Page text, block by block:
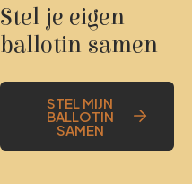
Stel je eigen
ballotin samen
STEL MIJN
BALLOTIN
SAMEN